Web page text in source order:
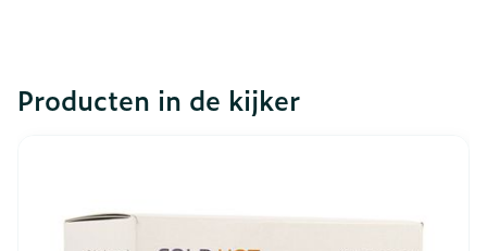
Producten in de kijker